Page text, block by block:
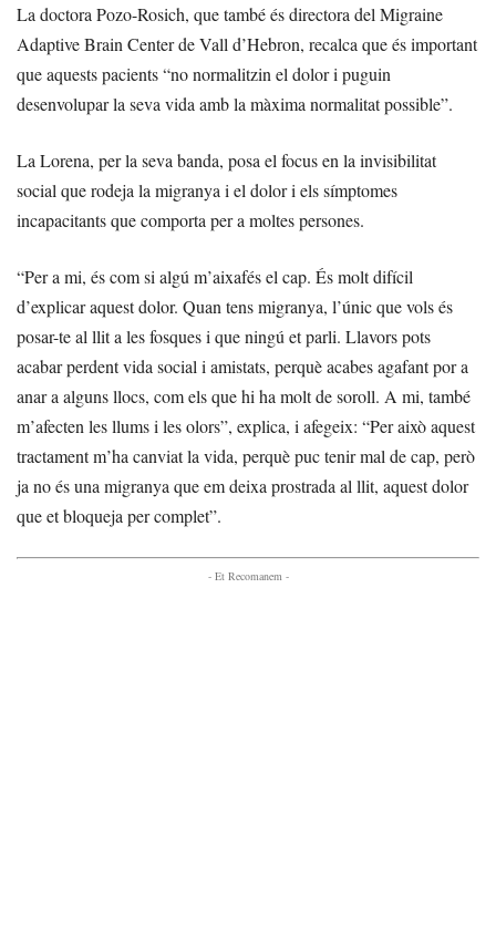
La doctora Pozo-Rosich, que també és directora del Migraine
Adaptive Brain Center de Vall d’Hebron, recalca que és important
que aquests pacients “no normalitzin el dolor i puguin
desenvolupar la seva vida amb la màxima normalitat possible”.
La Lorena, per la seva banda, posa el focus en la invisibilitat
social que rodeja la migranya i el dolor i els símptomes
incapacitants que comporta per a moltes persones.
“Per a mi, és com si algú m’aixafés el cap. És molt difícil
d’explicar aquest dolor. Quan tens migranya, l’únic que vols és
posar-te al llit a les fosques i que ningú et parli. Llavors pots
acabar perdent vida social i amistats, perquè acabes agafant por a
anar a alguns llocs, com els que hi ha molt de soroll. A mi, també
m’afecten les llums i les olors”, explica, i afegeix: “Per això aquest
tractament m’ha canviat la vida, perquè puc tenir mal de cap, però
ja no és una migranya que em deixa prostrada al llit, aquest dolor
que et bloqueja per complet”.
- Et Recomanem -